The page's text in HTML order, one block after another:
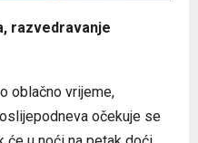
razvedravanje
oblačno vrijeme,
očekuje se